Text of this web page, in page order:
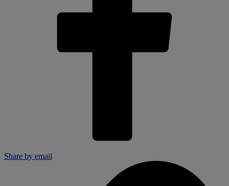
Share by email